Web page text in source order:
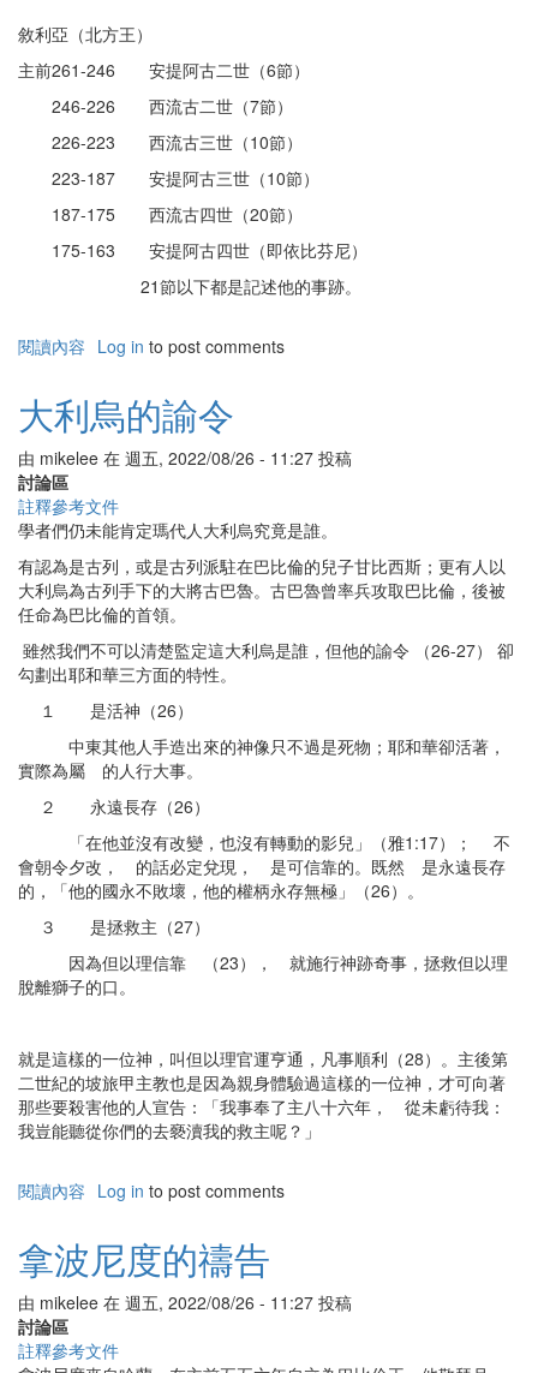
敘利亞（北方王）
主前261-246 安提阿古二世（6節）
246-226 西流古二世（7節）
226-223 西流古三世（10節）
223-187 安提阿古三世（10節）
187-175 西流古四世（20節）
175-163 安提阿古四世（即依比芬尼）
21節以下都是記述他的事跡。
閱讀內容 有
但
以
書
一
章
的
諸
王
Log in to post comments
大利烏的諭令
由 mikelee 在 週五, 2022/08/26 - 11:27 投稿
討論區
註釋參考文件
學者們仍未能肯定瑪代人大利烏究竟是誰。
有認為是古列，或是古列派駐在巴比倫的兒子甘比西斯；更有人以
大利烏為古列手下的大將古巴魯。古巴魯曾率兵攻取巴比倫，後被
任命為巴比倫的首領。
雖然我們不可以清楚監定這大利烏是誰，但他的諭令 （26-27） 卻
勾劃出耶和華三方面的特性。
１ 是活神（26）
中東其他人手造出來的神像只不過是死物；耶和華卻活著，
實際為屬 的人行大事。
２ 永遠長存（26）
「在他並沒有改變，也沒有轉動的影兒」（雅1:17）； 不
會朝令夕改， 的話必定兌現， 是可信靠的。既然 是永遠長存
的，「他的國永不敗壞，他的權柄永存無極」（26）。
３ 是拯救主（27）
因為但以理信靠 （23）， 就施行神跡奇事，拯救但以理
脫離獅子的口。
就是這樣的一位神，叫但以理官運亨通，凡事順利（28）。主後第
二世紀的坡旅甲主教也是因為親身體驗過這樣的一位神，才可向著
那些要殺害他的人宣告：「我事奉了主八十六年， 從未虧待我：
我豈能聽從你們的去褻瀆我的救主呢？」
閱讀內容 有
大
利
的
令
Log in to post comments
拿波尼度的禱告
由 mikelee 在 週五, 2022/08/26 - 11:27 投稿
討論區
註釋參考文件